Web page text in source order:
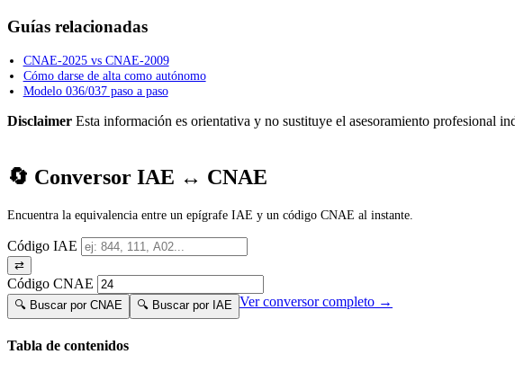
Guías relacionadas
CNAE-2025 vs CNAE-2009
Cómo darse de alta como autónomo
Modelo 036/037 paso a paso
Disclaimer Esta información es orientativa y no sustituye el asesoramiento profesional
🔄 Conversor IAE ↔ CNAE
Encuentra la equivalencia entre un epígrafe IAE y un código CNAE al instante.
Código IAE
⇄
Código CNAE
🔍 Buscar por CNAE 🔍 Buscar por IAE Ver conversor completo →
Tabla de contenidos